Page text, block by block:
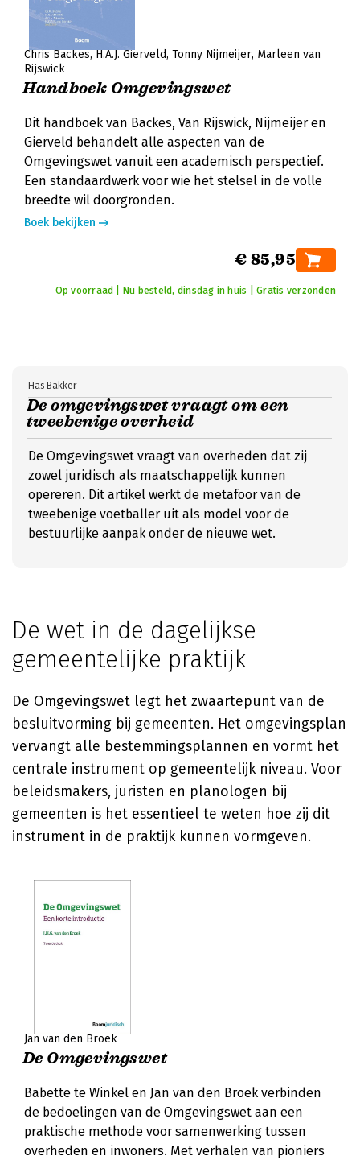
Chris Backes H.A.J. Gierveld Tonny Nijmeijer Marleen van
Rijswick
Handboek Omgevingswet
Dit handboek van Backes, Van Rijswick, Nijmeijer en
Gierveld behandelt alle aspecten van de
Omgevingswet vanuit een academisch perspectief.
Een standaardwerk voor wie het stelsel in de volle
breedte wil doorgronden.
Boek bekijken
€ 85,95
Op voorraad | Nu besteld, dinsdag in huis | Gratis verzonden
De omgevingswet vraagt om een
tweebenige overheid
Has Bakker
De Omgevingswet vraagt van overheden dat zij
zowel juridisch als maatschappelijk kunnen
opereren. Dit artikel werkt de metafoor van de
tweebenige voetballer uit als model voor de
bestuurlijke aanpak onder de nieuwe wet.
De wet in de dagelijkse
gemeentelijke praktijk
De Omgevingswet legt het zwaartepunt van de
besluitvorming bij gemeenten. Het omgevingsplan
vervangt alle bestemmingsplannen en vormt het
centrale instrument op gemeentelijk niveau. Voor
beleidsmakers, juristen en planologen bij
gemeenten is het essentieel te weten hoe zij dit
instrument in de praktijk kunnen vormgeven.
Jan van den Broek
De Omgevingswet
Babette te Winkel en Jan van den Broek verbinden
de bedoelingen van de Omgevingswet aan een
praktische methode voor samenwerking tussen
overheden en inwoners. Met verhalen van pioniers